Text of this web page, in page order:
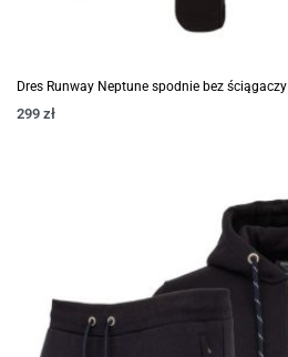
Dres Runway Neptune spodnie bez ściągaczy
299 zł